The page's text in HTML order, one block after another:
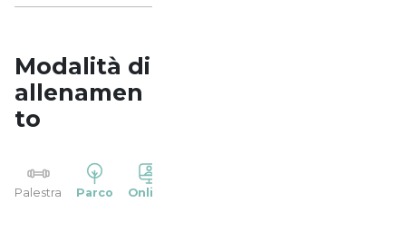
Modalità di
allenamen
to
Palestra Parco Online